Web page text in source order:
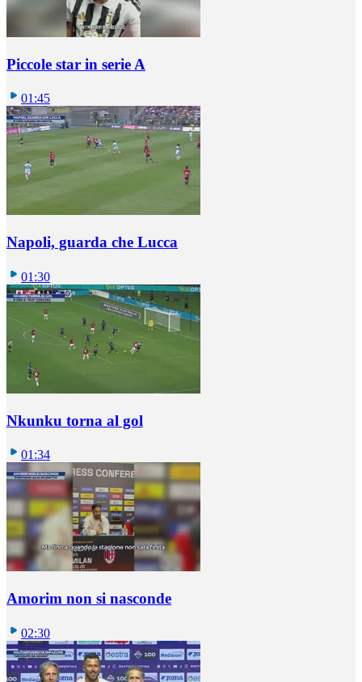
Piccole star in serie A
01:45
Napoli, guarda che Lucca
01:30
Nkunku torna al gol
01:34
Amorim non si nasconde
02:30